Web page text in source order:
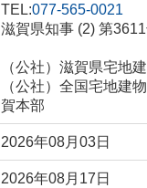
TEL:077-565-0021
滋賀県知事 (2) 第
（公社）滋賀県宅地
（公社）全国宅地建
賀本部
2026年08月03日
2026年08月17日